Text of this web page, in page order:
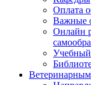
Оплата
Важные
Онлайн
Учебный